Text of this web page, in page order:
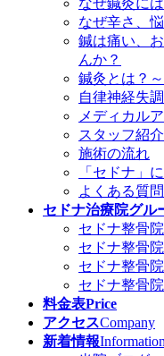
なぜ鍼灸に
なぜ辛さ、
鍼は痛い、
んか？
鍼灸とは？
自律神経失
メディカル
スタッフ紹介
施術の流れ
「セドナ」
よくある質問
セドナ治療院グル
セドナ整骨
セドナ整骨
セドナ整骨
セドナ整骨
料金表Price
アクセスCompany
新着情報Information